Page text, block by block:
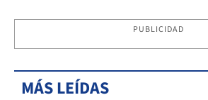
PUBLICIDAD
MÁS LEÍDAS